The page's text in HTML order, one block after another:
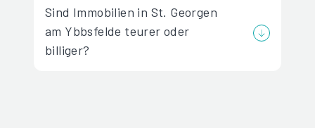
Sind Immobilien in St. Georgen
am Ybbsfelde teurer oder
billiger?